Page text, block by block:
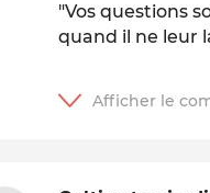
"Vos questions
quand il ne leur